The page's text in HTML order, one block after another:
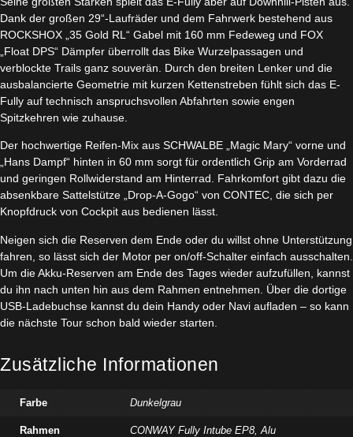
Dank der großen 29“-Laufräder und dem Fahrwerk bestehend aus
ROCKSHOX „35 Gold RL“ Gabel mit 160 mm Fedeweg und FOX
„Float DPS“ Dämpfer überrollt das Bike Wurzelpassagen und
verblockte Trails ganz souverän. Durch den breiten Lenker und die
ausbalancierte Geometrie mit kurzen Kettenstreben fühlt sich das E-
Fully auf technisch anspruchsvollen Abfahrten sowie engen
Spitzkehren wie zuhause.
Der hochwertige Reifen-Mix aus SCHWALBE „Magic Mary“ vorne und
„Hans Dampf“ hinten in 60 mm sorgt für ordentlich Grip am Vorderrad
und geringen Rollwiderstand am Hinterrad. Fahrkomfort gibt dazu die
absenkbare Sattelstütze „Drop-A-Gogo“ von CONTEC, die sich per
Knopfdruck von Cockpit aus bedienen lässt.
Neigen sich die Reserven dem Ende oder du willst ohne Unterstützung
fahren, so lässt sich der Motor per on/off-Schalter einfach ausschalten.
Um die Akku-Reserven am Ende des Tages wieder aufzufüllen, kannst
du ihn nach unten hin aus dem Rahmen entnehmen. Über die dortige
USB-Ladebuchse kannst du dein Handy oder Navi aufladen – so kann
die nächste Tour schon bald wieder starten.
Zusätzliche Informationen
Farbe Dunkelgrau
Rahmen CONWAY Fully Intube EP8, Alu